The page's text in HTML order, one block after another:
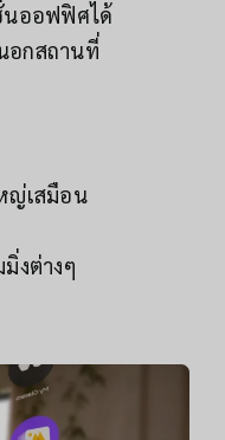
นออฟฟิศได้
อกสถานที่
ญ่เสมือน
งต่างๆ